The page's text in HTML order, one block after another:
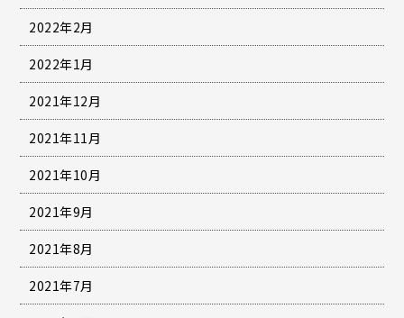
2022年2月
2022年1月
2021年12月
2021年11月
2021年10月
2021年9月
2021年8月
2021年7月